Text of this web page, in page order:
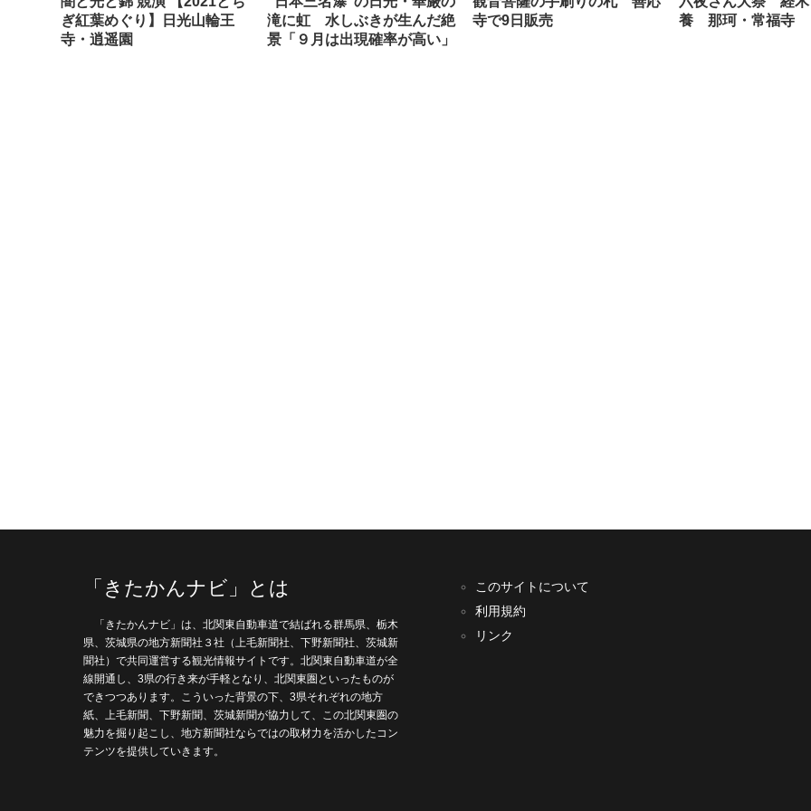
ぎ紅葉めぐり】日光山輪王
寺・逍遥園
滝に虹 水しぶきが生んだ絶
景「９月は出現確率が高い」
寺で9日販売
養 那珂・常福寺
「きたかんナビ」とは
「きたかんナビ」は、北関東自動車道で結ばれる群馬県、栃木
県、茨城県の地方新聞社３社（上毛新聞社、下野新聞社、茨城新
聞社）で共同運営する観光情報サイトです。北関東自動車道が全
線開通し、3県の行き来が手軽となり、北関東圏といったものが
できつつあります。こういった背景の下、3県それぞれの地方
紙、上毛新聞、下野新聞、茨城新聞が協力して、この北関東圏の
魅力を掘り起こし、地方新聞社ならではの取材力を活かしたコン
テンツを提供していきます。
このサイトについて
利用規約
リンク